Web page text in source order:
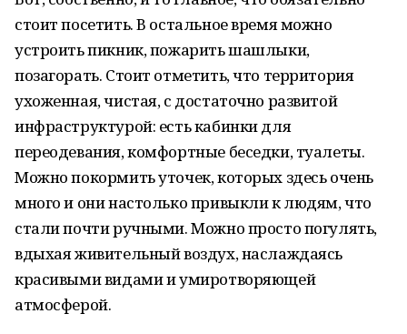
стоит посетить. В остальное время можно
устроить пикник, пожарить шашлыки,
позагорать. Стоит отметить, что территория
ухоженная, чистая, с достаточно развитой
инфраструктурой: есть кабинки для
переодевания, комфортные беседки, туалеты.
Можно покормить уточек, которых здесь очень
много и они настолько привыкли к людям, что
стали почти ручными. Можно просто погулять,
вдыхая живительный воздух, наслаждаясь
красивыми видами и умиротворяющей
атмосферой.